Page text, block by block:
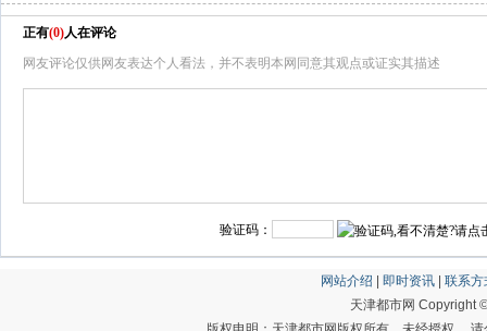
正有(0)人在评论
网友评论仅供网友表达个人看法，并不表明本网同意其观点或证实其描述
验证码：
网站介绍 即时资讯
联系方
天津都市网 Copyright